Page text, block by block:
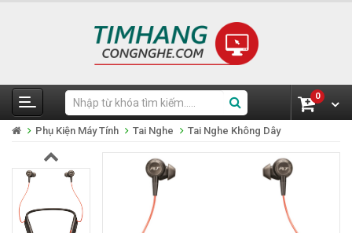
0
Phụ Kiện Máy Tính Tai Nghe Tai Nghe Không Dây